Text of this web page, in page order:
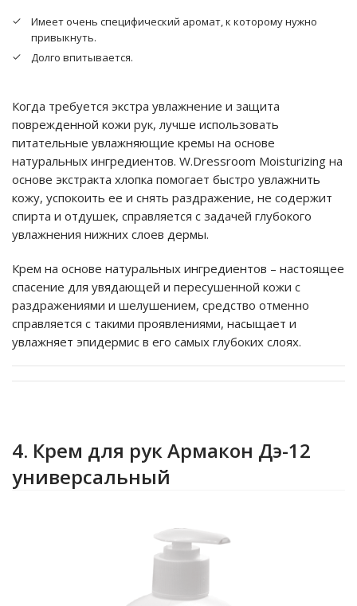
Имеет очень специфический аромат, к которому нужно
привыкнуть.
Долго впитывается.
Когда требуется экстра увлажнение и защита
поврежденной кожи рук, лучше использовать
питательные увлажняющие кремы на основе
натуральных ингредиентов. W.Dressroom Moisturizing на
основе экстракта хлопка помогает быстро увлажнить
кожу, успокоить ее и снять раздражение, не содержит
спирта и отдушек, справляется с задачей глубокого
увлажнения нижних слоев дермы.
Крем на основе натуральных ингредиентов – настоящее
спасение для увядающей и пересушенной кожи с
раздражениями и шелушением, средство отменно
справляется с такими проявлениями, насыщает и
увлажняет эпидермис в его самых глубоких слоях.
4. Крем для рук Армакон Дэ-12
универсальный